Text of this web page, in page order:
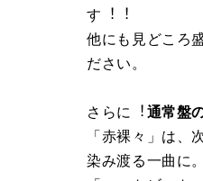
す︕︕
他にも⾒どころ
ださい。
さらに︕ 通常盤
「⾚裸々」は
染み渡る⼀曲に。